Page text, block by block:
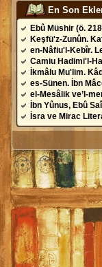
En Son
Ebû Müshir (ö.
Keşfü'z-Zunûn.
en-Nâfiu'l-Kebîr.
Camiu Hadimi'l-
İkmâlu Mu'lim.
es-Sünen. İbn
el-Mesâlik ve’l-
İbn Yûnus, Ebû
İsra ve Mirac